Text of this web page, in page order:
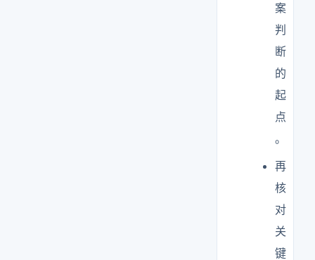
案
判
断
的
起
点
。
再
核
对
关
键